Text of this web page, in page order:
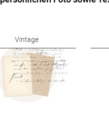
Vintage